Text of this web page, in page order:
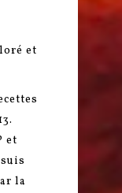
et
et
la